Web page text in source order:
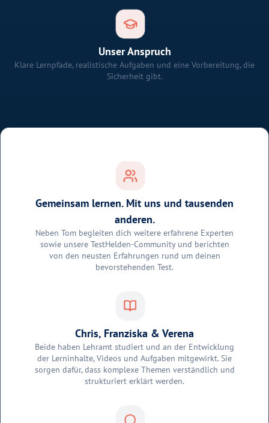
Unser Anspruch
Klare Lernpfade, realistische Aufgaben und eine Vorbereitung, die
Sicherheit gibt.
Gemeinsam lernen. Mit uns und tausenden
anderen.
Neben Tom begleiten dich weitere erfahrene Experten
sowie unsere TestHelden-Community und berichten
von den neusten Erfahrungen rund um deinen
bevorstehenden Test.
Chris, Franziska & Verena
Beide haben Lehramt studiert und an der Entwicklung
der Lerninhalte, Videos und Aufgaben mitgewirkt. Sie
sorgen dafür, dass komplexe Themen verständlich und
strukturiert erklärt werden.